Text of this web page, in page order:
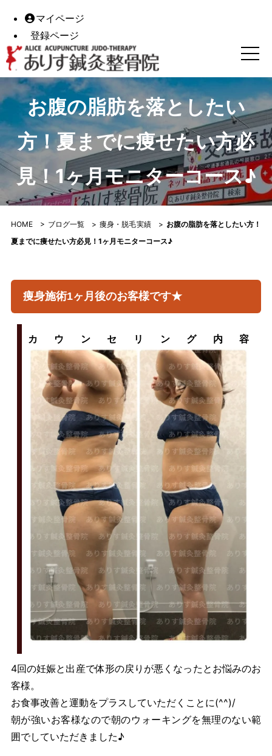
マイページ
登録ページ
お腹の脂肪を落としたい方！夏までに痩せたい方必見！1
お腹の脂肪を落としたい
方！夏までに痩せたい方必
見！1ヶ月モニターコース♪
HOME> ブログ一覧 > 痩身・脱毛実績> お腹の脂肪を落としたい方！
夏までに痩せたい方必見！1ヶ月モニターコース♪
痩身施術1ヶ月後のお客様です★
カウンセリング内容
4回の妊娠と出産で体形の戻りが悪くなったとお悩みのお
客様。
お食事改善と運動をプラスしていただくことに(^^)/
朝が強いお客様なので朝のウォーキングを無理のない範
囲でしていただきました♪